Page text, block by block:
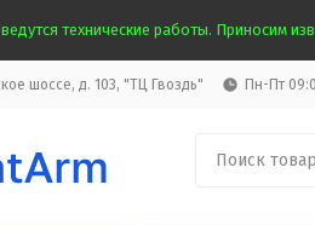
технические работы. Приносим
шоссе, д. 103, "ТЦ Гвоздь" Пн-Пт